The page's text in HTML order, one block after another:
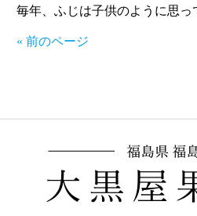
毎年、ふじは子供のように思っ
« 前のページ